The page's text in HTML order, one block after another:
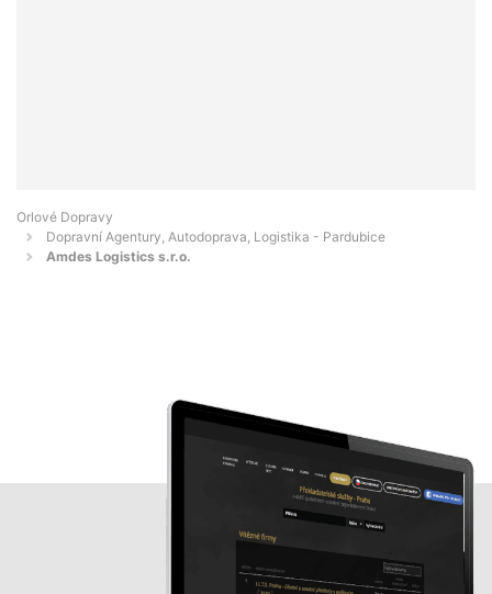
Orlové Dopravy
Dopravní Agentury, Autodoprava, Logistika - Pardubice
Amdes Logistics s.r.o.